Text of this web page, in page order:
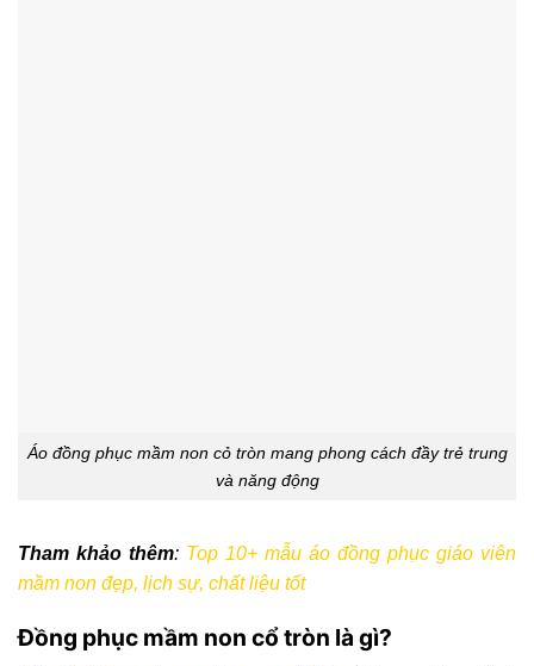
Áo đồng phục mầm non cỏ tròn mang phong cách đầy trẻ trung
và năng động
Tham khảo thêm: Top 10+ mẫu áo đồng phục giáo viên
mầm non đẹp, lịch sự, chất liệu tốt
Đồng phục mầm non cổ tròn là gì?